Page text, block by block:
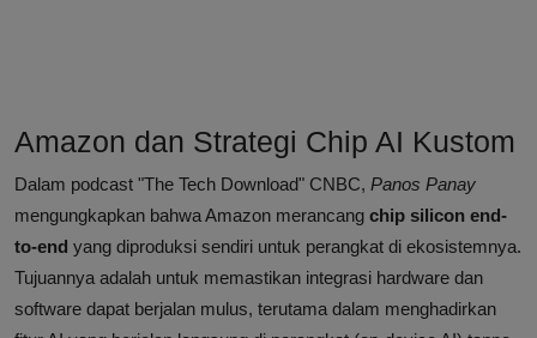
Amazon dan Strategi Chip AI Kustom
Dalam podcast "The Tech Download" CNBC, Panos Panay
mengungkapkan bahwa Amazon merancang chip silicon end-
to-end yang diproduksi sendiri untuk perangkat di ekosistemnya.
Tujuannya adalah untuk memastikan integrasi hardware dan
software dapat berjalan mulus, terutama dalam menghadirkan